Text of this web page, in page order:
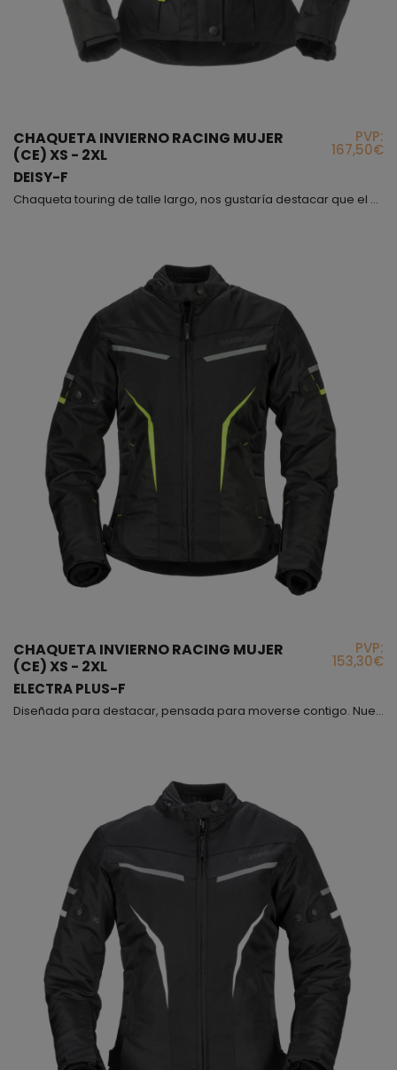
CHAQUETA INVIERNO RACING MUJER
(CE) XS - 2XL
DEISY-F
PVP:
167,50€
Chaqueta touring de talle largo, nos gustaría destacar que el modelo Deisy dispone de la misma versión para hombre (modelo Deisman) y ambas se fabrican en dos colores. La chaqueta Deisy, es una prenda muy completa con diferentes correas de ajuste con cierre y apertura con cremallera central y botones, bolsillos, tomas de aire, bandas elásticas para que la flexión sea cómoda y además si te fijas, el talle de la parte trasera es más largo que la parte delantera, con lo ...
CHAQUETA INVIERNO RACING MUJER
(CE) XS - 2XL
ELECTRA PLUS-F
PVP:
153,30€
Diseñada para destacar, pensada para moverse contigo. Nuestra chaqueta entallada para mujer combina estilo, comodidad y protección en una sola prenda. Fabricada con Poliéster 600D de alta resistencia, se ajusta perfectamente a tu cintura realzando tu figura con una elegante curvatura femenina. Su diseño flexible y ergonómico te permite moverte con total libertad, mientras que los ajustes personalizados en caderas y brazos garantizan un calce perfecto en todo momento. Lo...